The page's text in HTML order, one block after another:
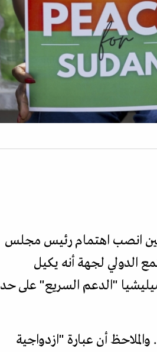
انصب اهتمام رئيس مجلس
الدولي لجهة أنه يكيل
"الدعم السريع" على حد
والملاحظ أن عبارة "ازدواجية